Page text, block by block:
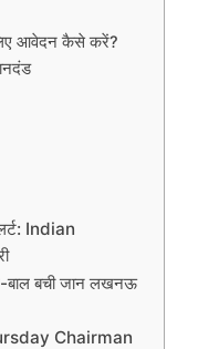
आवेदन कैसे करें?
Indian
बाल बची जान लखनऊ
Chairman